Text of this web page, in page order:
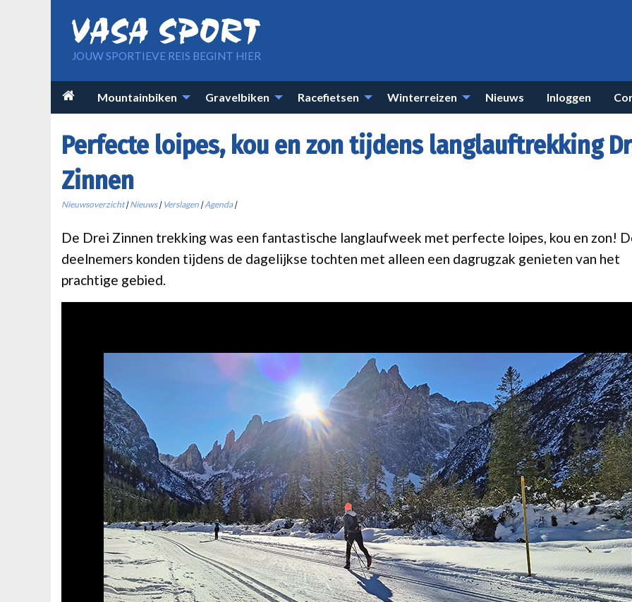
JOUW SPORTIEVE REIS BEGINT HIER
Main
navigation
 Mountainbiken Gravelbiken Racefietsen Winterreizen Nieuws Inloggen
Perfecte loipes, kou en zon tijdens langlauftrekking
Zinnen
Nieuwsoverzicht|Nieuws| Verslagen |Agenda|
De Drei Zinnen trekking was een fantastische langlaufweek met perfecte loipes, kou en zon!
deelnemers konden tijdens de dagelijkse tochten met alleen een dagrugzak genieten van het
prachtige gebied.